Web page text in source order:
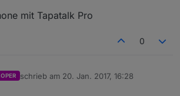
mit Tapatalk Pro
0
schrieb am 20. Jan. 2017, 16:28
zuletzt editiert von